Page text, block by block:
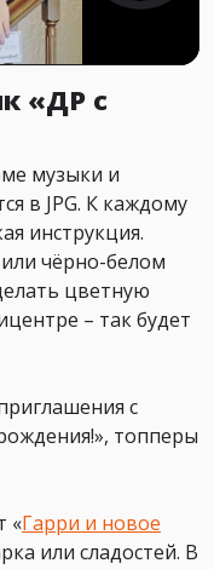
«ДР с
музыки и
в JPG. К каждому
инструкция.
чёрно-белом
цветную
– так будет
с
топперы
«Гарри и новое
или сладостей. В